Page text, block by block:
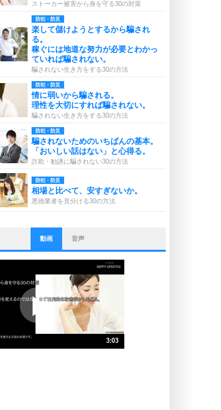
ストーカー被害から身を守る30の対策
防犯・防災
楽して儲けようとするから騙され
る。
稼ぐには地道な努力が必要とわかっ
ていれば騙されない。
騙されない生き方をする30の方法
防犯・防災
情に弱いから騙される。
理性を大切にすれば騙されない。
騙されない生き方をする30の方法
防犯・防災
騙されないためのいちばんの基本。
「おいしい話はない」と心得る。
詐欺・勧誘に騙されない30の方法
防犯・防災
相場と比べて、安すぎないか。
悪徳業者を見分ける30の方法
ストレス対策
他人と比べない。
いっそのこと、他人を見ない。
プラス思考
ポジティブになれない原因は、行動
しないから。
ポジティブ思考になる30の方法
ストレス対策
動画 音声
3:03